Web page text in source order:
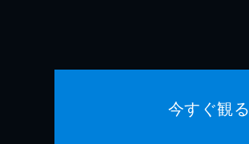
今すぐ観る